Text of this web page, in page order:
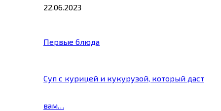
22.06.2023
Первые блюда
Суп с курицей и кукурузой, который даст
вам…